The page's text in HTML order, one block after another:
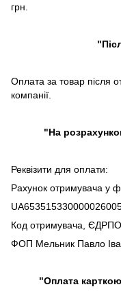
грн.
Оплата за товар після
компанії.
"На
Реквізити для оплати:
Рахунок отримувача у
Код отримувача,
ФОП Мельник Павло
"Оплата